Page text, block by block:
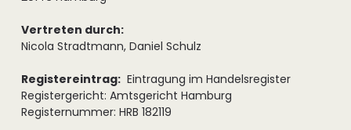
s
n
Vertreten durch:
Nicola Stradtmann, Daniel Schulz
Registereintrag: Eintragung im Handelsregister
Registergericht: Amtsgericht Hamburg
Registernummer: HRB 182119